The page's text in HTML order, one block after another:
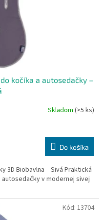
kočíka a autosedačky –
Skladom (>5 ks)
Do košíka
3D Biobavlna – Sivá Praktická
v modernej sivej
Kód: 13704